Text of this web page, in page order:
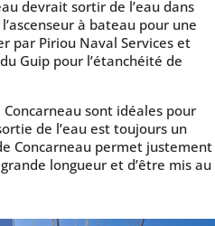
devrait sortir de l’eau dans
à bateau pour une
par Piriou Naval Services et
Guip pour l’étanchéité de
sont idéales pour
de l’eau est toujours un
Concarneau permet justement
longueur et d’être mis au